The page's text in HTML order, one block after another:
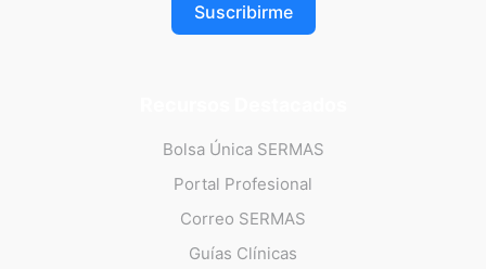
Suscribirme
Bolsa Única SERMAS
Portal Profesional
Correo SERMAS
Guías Clínicas